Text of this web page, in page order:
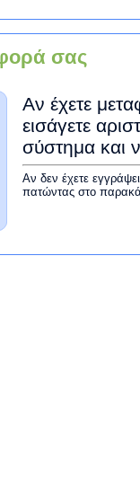
σας
Αν έχετε
εισάγετε
σύστημα και
Αν δεν έχετε
πατώντας στο